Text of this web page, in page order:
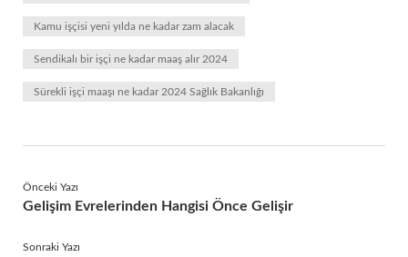
Kamu işçisi yeni yılda ne kadar zam alacak
Sendikalı bir işçi ne kadar maaş alır 2024
Sürekli işçi maaşı ne kadar 2024 Sağlık Bakanlığı
Önceki Yazı
Gelişim Evrelerinden Hangisi Önce Gelişir
Sonraki Yazı